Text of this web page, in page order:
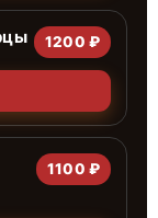
1200 ₽
1100 ₽